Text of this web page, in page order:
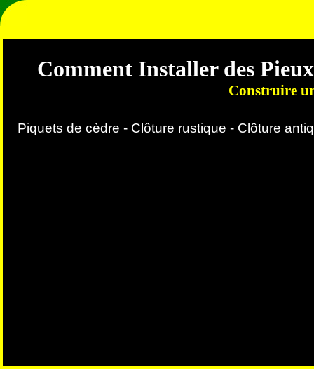
Comment Installer des
Construire
Piquets de cèdre - Clôture rustique - Clôture